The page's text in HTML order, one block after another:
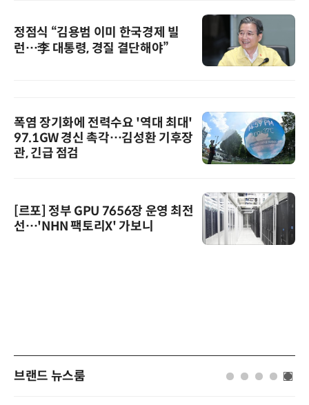
정점식 “김용범 이미 한국경제 빌
런…李 대통령, 경질 결단해야”
폭염 장기화에 전력수요 '역대 최대'
97.1GW 경신 촉각…김성환 기후장
관, 긴급 점검
[르포] 정부 GPU 7656장 운영 최전
선…'NHN 팩토리X' 가보니
브랜드 뉴스룸